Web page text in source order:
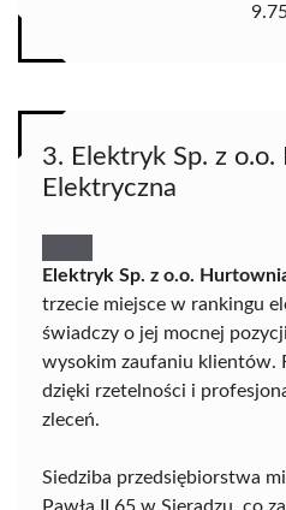
3. Elektryk Sp. z
Elektryczna
Elektryk Sp. z o.o.
trzecie miejsce w rankingu
świadczy o jej mocnej
wysokim zaufaniu klientów.
dzięki rzetelności i
zleceń.
Siedziba przedsiębiorstwa
Pawła II 65 w Sieradzu, co